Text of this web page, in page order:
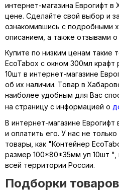
интернет-магазина Еврогифт в
цене. Сделайте свой выбор и
ознакомившись с подробными
описанием, а также отзывами
Купите по низким ценам такие
EcoTabox с окном 300мл
10шт в интернет-магазине
об их наличии. Товар в
наиболее удобным для Вас
на страницу с информацией о
В интернет-магазине
и оплатить его. У нас не
товары, как "Контейнер
размер 100*80*35мм уп 10шт ",
всей территории России.
Подборки